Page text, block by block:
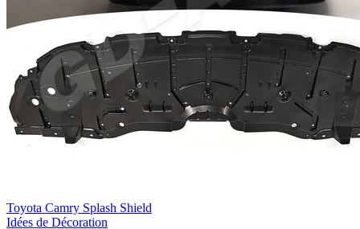
Toyota Camry Splash Shield
Idées de Décoration